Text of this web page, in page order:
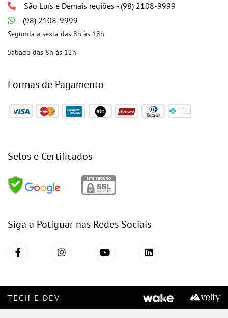
São Luís e Demais regiões - (98) 2108-9999
(98) 2108-9999
Segunda a sexta das 8h às 18h
Sábado das 8h às 12h
Formas de Pagamento
Selos e Certificados
Siga a Potiguar nas Redes Sociais
TECH E DEV